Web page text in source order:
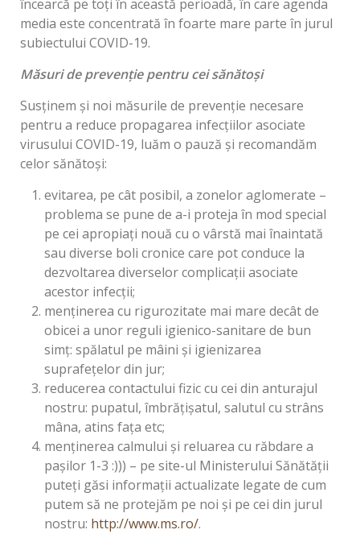
încearcă pe toți în această perioadă, în care agenda
media este concentrată în foarte mare parte în jurul
subiectului COVID-19.
Măsuri de prevenție pentru cei sănătoși
Susținem și noi măsurile de prevenție necesare
pentru a reduce propagarea infecțiilor asociate
virusului COVID-19, luăm o pauză și recomandăm
celor sănătoși:
evitarea, pe cât posibil, a zonelor aglomerate –
problema se pune de a-i proteja în mod special
pe cei apropiați nouă cu o vârstă mai înaintată
sau diverse boli cronice care pot conduce la
dezvoltarea diverselor complicații asociate
acestor infecții;
menținerea cu rigurozitate mai mare decât de
obicei a unor reguli igienico-sanitare de bun
simț: spălatul pe mâini și igienizarea
suprafețelor din jur;
reducerea contactului fizic cu cei din anturajul
nostru: pupatul, îmbrățișatul, salutul cu strâns
mâna, atins fața etc;
menținerea calmului și reluarea cu răbdare a
pașilor 1-3 :))) – pe site-ul Ministerului Sănătății
puteți găsi informații actualizate legate de cum
putem să ne protejăm pe noi și pe cei din jurul
nostru: http://www.ms.ro/.